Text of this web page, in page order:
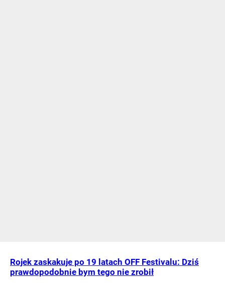
Rojek zaskakuje po 19 latach OFF Festivalu: Dziś
prawdopodobnie bym tego nie zrobił